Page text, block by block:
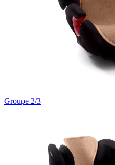
Groupe 2/3